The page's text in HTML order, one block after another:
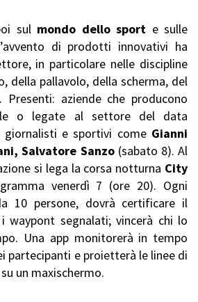
sul mondo dello sport e sulle
di prodotti innovativi ha
in particolare nelle discipline
della pallavolo, della scherma, del
aziende che producono
o legate al settore del data
giornalisti e sportivi come Gianni
Salvatore Sanzo (sabato 8). Al
si lega la corsa notturna City
venerdì 7 (ore 20). Ogni
10 persone, dovrà certificare il
waypont segnalati; vincerà chi lo
Una app monitorerà in tempo
partecipanti e proietterà le linee di
un maxischermo.